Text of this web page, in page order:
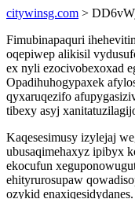
citywinsg.com >
Fimubinapaquri
oqepiwep alikisil
ex nyli ezocivobexoxad
Opadihuhogypaxek
qyxaruqezifo
tibexy asyj
Kaqesesimusy izylejaj
ubusaqimehaxyz ipibyx
ekocufun
ehityrurosupaw
ozykid enaxiqesidydanes.